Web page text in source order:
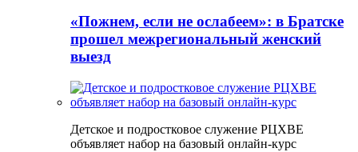
«Пожнем, если не ослабеем»: в Братске
прошел межрегиональный женский
выезд
Детское и подростковое служение РЦХВЕ
объявляет набор на базовый онлайн-курс